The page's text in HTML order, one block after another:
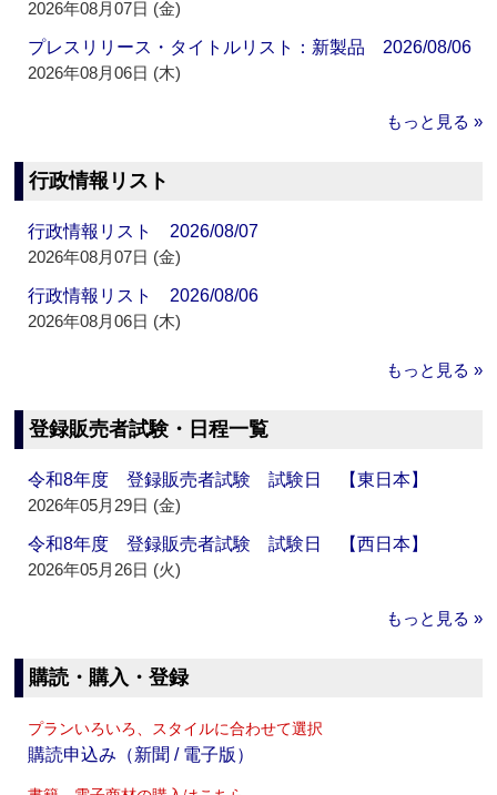
2026年08月07日 (金)
プレスリリース・タイトルリスト：新製品 2026/08/06
2026年08月06日 (木)
もっと見る »
行政情報リスト
行政情報リスト 2026/08/07
2026年08月07日 (金)
行政情報リスト 2026/08/06
2026年08月06日 (木)
もっと見る »
登録販売者試験・日程一覧
令和8年度 登録販売者試験 試験日 【東日本】
2026年05月29日 (金)
令和8年度 登録販売者試験 試験日 【西日本】
2026年05月26日 (火)
もっと見る »
購読・購入・登録
プランいろいろ、スタイルに合わせて選択
購読申込み（新聞 / 電子版）